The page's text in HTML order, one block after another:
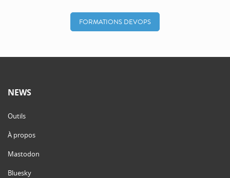
FORMATIONS DEVOPS
NEWS
Outils
À propos
Mastodon
Bluesky